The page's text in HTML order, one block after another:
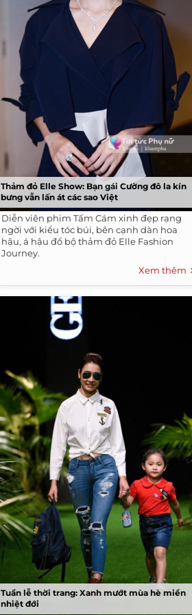
Thảm đỏ Elle Show: Bạn gái Cường đô la kín
bưng vẫn lấn át các sao Việt
Diễn viên phim Tấm Cám xinh đẹp rạng
ngời với kiểu tóc búi, bên cạnh dàn hoa
hậu, á hậu đổ bộ thảm đỏ Elle Fashion
Journey.
Xem thêm
Tuần lễ thời trang: Xanh mướt mùa hè miền
nhiệt đới